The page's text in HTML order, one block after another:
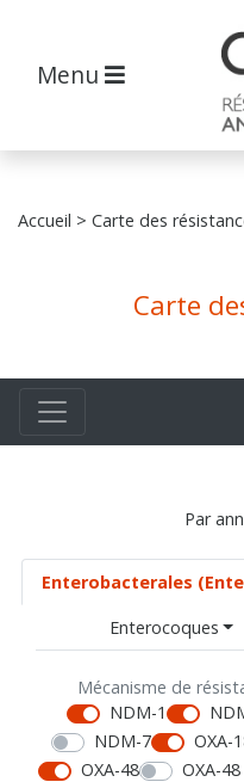
Menu
Accueil > Carte des
Carte
Par
Enterobacterales
Enterocoques
Mécanisme de
NDM-1
NDM-7
OXA-
OXA-48
OXA-